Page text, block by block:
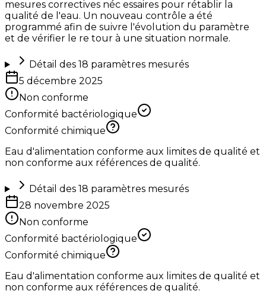
mesures correctives néc essaires pour rétablir la
qualité de l'eau. Un nouveau contrôle a été
programmé afin de suivre l'évolution du paramètre
et de vérifier le re tour à une situation normale.
Détail des 18 paramètres mesurés
5 décembre 2025
Non conforme
Conformité bactériologique
Conformité chimique
Eau d'alimentation conforme aux limites de qualité et
non conforme aux références de qualité.
Détail des 18 paramètres mesurés
28 novembre 2025
Non conforme
Conformité bactériologique
Conformité chimique
Eau d'alimentation conforme aux limites de qualité et
non conforme aux références de qualité.